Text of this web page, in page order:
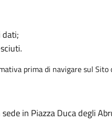
prima di navigare sul
in Piazza Duca degli